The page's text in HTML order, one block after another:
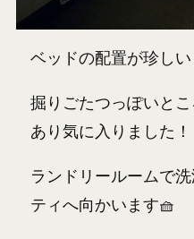
ベッドの配置が珍し
掘りごたつっぽいと
あり気に入りました！
ランドリールームで
ティへ向かいます🧺